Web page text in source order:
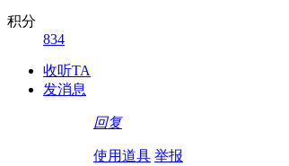
积分
834
收听TA
发消息
回复
使用道具 举报